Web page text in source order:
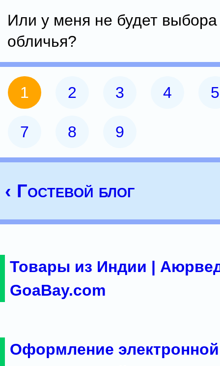
Или у меня не будет выбора
обличья?
1 2 3 4 5
7 8 9
‹ Гостевой блог
Товары из Индии |
GoaBay.com
Оформление электронной